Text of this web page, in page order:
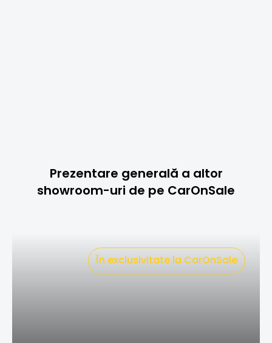
Prezentare generală a altor
showroom-uri de pe CarOnSale
În exclusivitate la CarOnSale